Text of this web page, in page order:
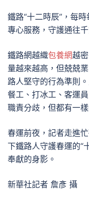
鐵路“十二時辰”，每
專心服務，守護通往
鐵路網越織包養網越
量越來越高，但兢兢
路人堅守的行為準則
餐工、打冰工、客運
職責分歧，但都有一樣
春運前夜，記者走進
下鐵路人守護春運的“
奉獻的身影。
新華社記者 詹彥 攝